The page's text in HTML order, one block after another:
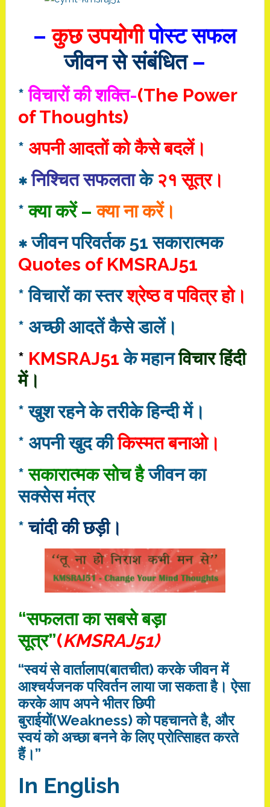
–कुछ उपयोगीपोस्ट सफल
जीवन से संबंधित–
*विचारों की शक्ति-(The Power
of Thoughts)
* अपनी आदतों को कैसे बदलें।
∗निश्चित सफलताके२१ सूत्र।
*क्या करें – क्या ना करें।
∗ जीवन परिवर्तक 51 सकारात्मक
Quotes of KMSRAJ51
* विचारों का स्तरश्रेष्ठ व पवित्र हो।
* अच्छी आदतें कैसे डालें।
* KMSRAJ51 के महानविचार हिंदी
में।
* खुश रहने के तरीके हिन्दी में।
* अपनी खुद कीकिस्मत बनाओ।
*सकारात्‍मक सोच हैजीवन का
सक्‍सेस मंत्र
*चांदी की छड़ी।
“सफलता का सबसे बड़ा
सूत्र”(KMSRAJ51)
“स्वयं से वार्तालाप(बातचीत) करके जीवन में
आश्चर्यजनक परिवर्तन लाया जा सकता है। ऐसा
करके आप अपने भीतर छिपी
बुराईयाें(Weakness) काे पहचानते है, और
स्वयं काे अच्छा बनने के लिए प्रोत्सािहत करते
हैं।”
In English